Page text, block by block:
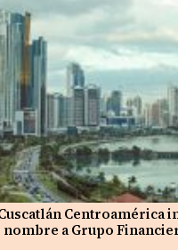
Centroamérica
nombre a Grupo